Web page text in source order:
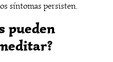
síntomas persisten.
pueden